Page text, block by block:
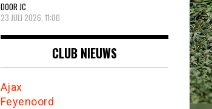
DOOR JC
23 JULI 2026, 11:00
CLUB NIEUWS
Ajax
Feyenoord